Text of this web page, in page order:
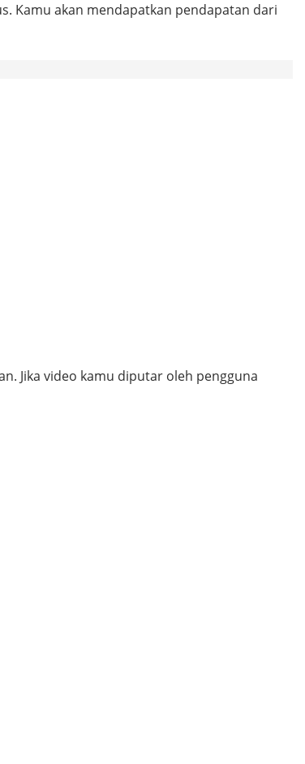
Kamu akan mendapatkan pendapatan dari
Jika video kamu diputar oleh pengguna